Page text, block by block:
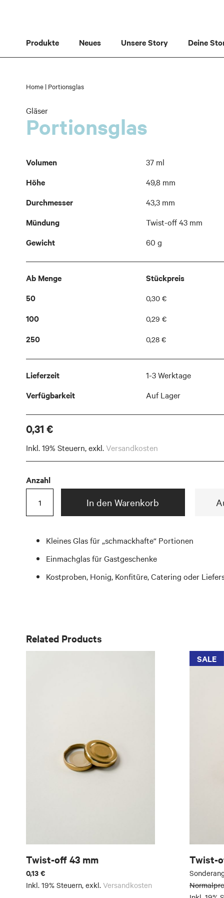
Produkte Neues Unsere Story
Deine
Home Portionsglas
Gläser
Portionsglas
Weitere
Volumen
37 ml
Höhe
49,8 mm
Durchmesser
43,3 mm
Mündung
Twist-off 43 mm
Gewicht
60 g
Ab Menge
Stückpreis
50
0,30 €
100 0,29 €
250 0,28 €
Lieferzeit
1-3 Werktage
Verfügbarkeit
Auf Lager
0,31 €
Inkl. 19% Steuern,exkl.Versandkosten
Anzahl
In den Warenkorb
Kleines Glas für „schmackhafte“ Portionen
Einmachglas für Gastgeschenke
Kostproben, Honig, Konfitüre, Catering oder
Related Products
Twist-off 43 mm
0,13 €
Inkl. 19% Steuern, exkl. Versandkosten
SALE
Twist-